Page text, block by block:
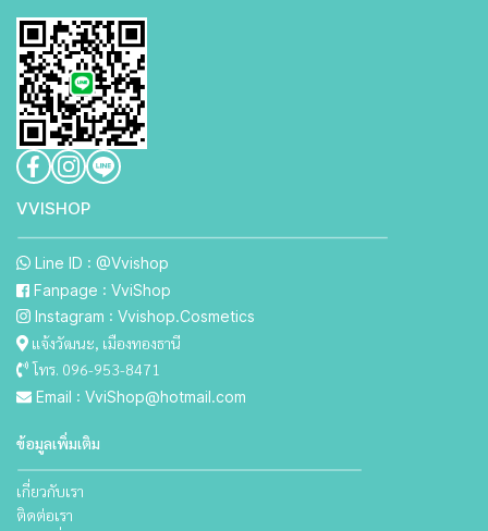
VVISHO P
Line ID : @Vvishop
Fanpage : VviShop
Instagram : Vvishop.Cosmetics
แจ้งวัฒนะ, เมืองทองธานี
โทร. 096-953-8471
Email : VviShop@hotmail.com
ข้อมูลเพิ่มเติม
เกี่ยวกับเรา
ติดต่อเรา